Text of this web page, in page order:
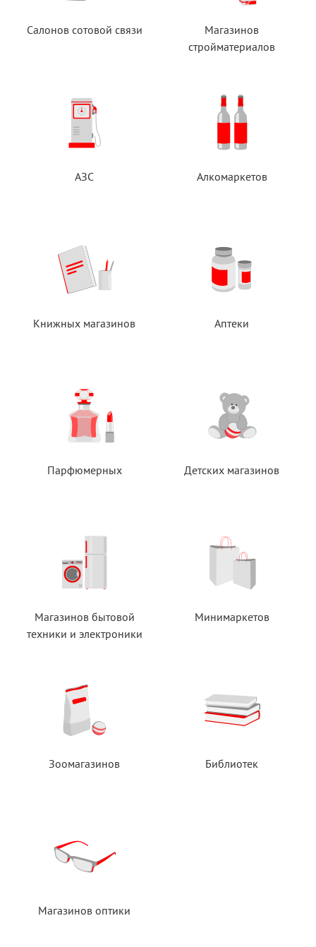
Салонов сотовой связи
Магазинов
стройматериалов
АЗС Алкомаркетов
Книжных магазинов Аптеки
Парфюмерных Детских магазинов
Магазинов бытовой
техники и электроники
Минимаркетов
Зоомагазинов Библиотек
Магазинов оптики